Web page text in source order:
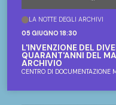
LA NOTTE DEGLI ARCHIVI
05 GIUGNO 18:30
L'INVENZIONE DEL
QUARANT'ANNI DEL
ARCHIVIO
CENTRO DI DOCUMENTAZIONE